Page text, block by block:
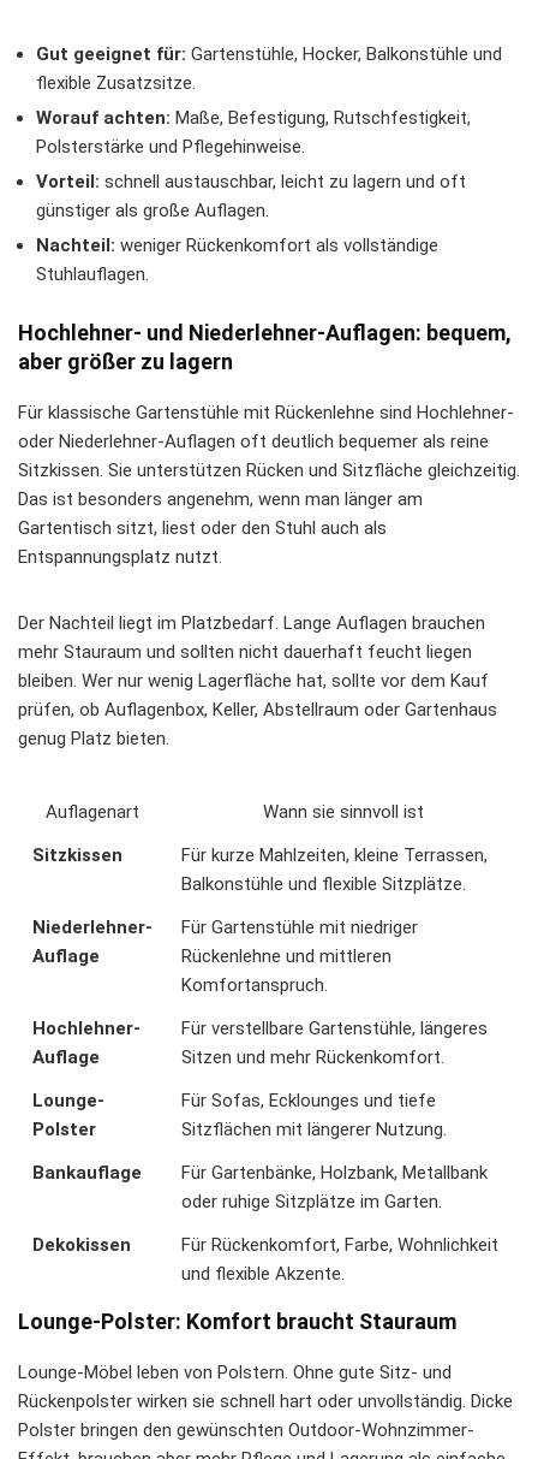
Gut geeignet für: Gartenstühle, Hocker, Balkonstühle und
flexible Zusatzsitze.
Worauf achten: Maße, Befestigung, Rutschfestigkeit,
Polsterstärke und Pflegehinweise.
Vorteil: schnell austauschbar, leicht zu lagern und oft
günstiger als große Auflagen.
Nachteil: weniger Rückenkomfort als vollständige
Stuhlauflagen.
Hochlehner- und Niederlehner-Auflagen: bequem,
aber größer zu lagern
Für klassische Gartenstühle mit Rückenlehne sind Hochlehner-
oder Niederlehner-Auflagen oft deutlich bequemer als reine
Sitzkissen. Sie unterstützen Rücken und Sitzfläche gleichzeitig.
Das ist besonders angenehm, wenn man länger am
Gartentisch sitzt, liest oder den Stuhl auch als
Entspannungsplatz nutzt.
Der Nachteil liegt im Platzbedarf. Lange Auflagen brauchen
mehr Stauraum und sollten nicht dauerhaft feucht liegen
bleiben. Wer nur wenig Lagerfläche hat, sollte vor dem Kauf
prüfen, ob Auflagenbox, Keller, Abstellraum oder Gartenhaus
genug Platz bieten.
Auflagenart
Wann sie sinnvoll ist
Sitzkissen
Für kurze Mahlzeiten, kleine Terrassen,
Balkonstühle und flexible Sitzplätze.
Niederlehner-
Auflage
Für Gartenstühle mit niedriger
Rückenlehne und mittleren
Komfortanspruch.
Hochlehner-
Auflage
Für verstellbare Gartenstühle, längeres
Sitzen und mehr Rückenkomfort.
Lounge-
Polster
Für Sofas, Ecklounges und tiefe
Sitzflächen mit längerer Nutzung.
Bankauflage
Für Gartenbänke, Holzbank, Metallbank
oder ruhige Sitzplätze im Garten.
Dekokissen
Für Rückenkomfort, Farbe, Wohnlichkeit
und flexible Akzente.
Lounge-Polster: Komfort braucht Stauraum
Lounge-Möbel leben von Polstern. Ohne gute Sitz- und
Rückenpolster wirken sie schnell hart oder unvollständig. Dicke
Polster bringen den gewünschten Outdoor-Wohnzimmer-